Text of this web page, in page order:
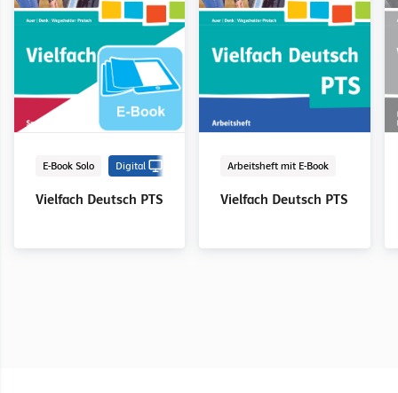
E-Book Solo Digital
Vielfach Deutsch PTS
Arbeitsheft mit E-Book
Vielfach Deutsch PTS
Vielfach Deutsch PTS
Vielfach Deutsch PTS
Vielfach Deutsch PTS